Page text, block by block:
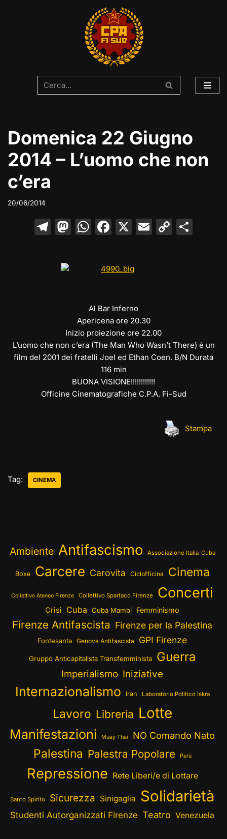
Domenica 22 Giugno
2014 – L’uomo che non
c’era
20/06/2014
T
e
gr
M
n
W
s
p
p
F
e
o
o
k
X E C
Al Bar Inferno
Apericena ore 20.30
Inizio proiezione ore 22.00
L’uomo che non c’era (The Man Who Wasn’t There) è un
film del 2001 dei fratelli Joel ed Ethan Coen. B/N Durata
116 min
BUONA VISIONE!!!!!!!!!!!!
Officine Cinematografiche C.P.A. Fi-Sud
Stampa
Tag: CINEMA
Ambiente Antifascismo Associazione Italia-Cuba
Boxe Carcere Carovita Ciclofficina Cinema
Collettivo Ateneo Firenze Collettivo Spartaco Firenze Concerti
Crisi Cuba Cuba Mambí Femminismo
Firenze Antifascista Firenze per la Palestina
Fontesanta Genova Antifascista GPI Firenze
Gruppo Anticapitalista Transfemminista Guerra
Imperialismo Iniziative
Internazionalismo Iran Laboratorio Politico Iskra
Lavoro Libreria Lotte
Manifestazioni Muay Thai NO Comando Nato
Palestina Palestra Popolare Perù
Repressione Rete Liberi/e di Lottare
Santo Spirito Sicurezza Sinigaglia Solidarietà
Studenti Autorganizzati Firenze Teatro Venezuela